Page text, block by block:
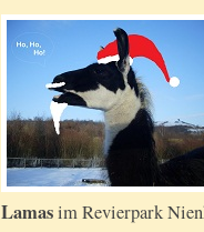
Lamasim Revierpark